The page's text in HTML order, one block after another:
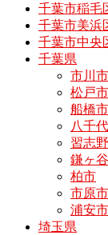
千葉市稲毛
千葉市美浜
千葉市中央
千葉県
市川
松戸
船橋
八千
習志
鎌ヶ
柏市
市原市
浦安
埼玉県